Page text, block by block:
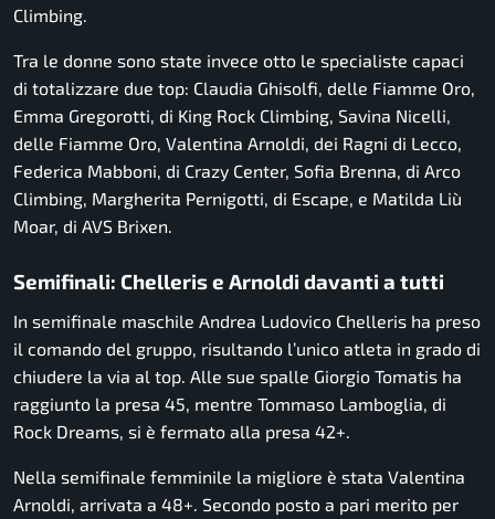
Climbing.
Tra le donne sono state invece otto le specialiste capaci
di totalizzare due top: Claudia Ghisolfi, delle Fiamme Oro,
Emma Gregorotti, di King Rock Climbing, Savina Nicelli,
delle Fiamme Oro, Valentina Arnoldi, dei Ragni di Lecco,
Federica Mabboni, di Crazy Center, Sofia Brenna, di Arco
Climbing, Margherita Pernigotti, di Escape, e Matilda Liù
Moar, di AVS Brixen.
Semifinali: Chelleris e Arnoldi davanti a tutti
In semifinale maschile Andrea Ludovico Chelleris ha preso
il comando del gruppo, risultando l’unico atleta in grado di
chiudere la via al top. Alle sue spalle Giorgio Tomatis ha
raggiunto la presa 45, mentre Tommaso Lamboglia, di
Rock Dreams, si è fermato alla presa 42+.
Nella semifinale femminile la migliore è stata Valentina
Arnoldi, arrivata a 48+. Secondo posto a pari merito per